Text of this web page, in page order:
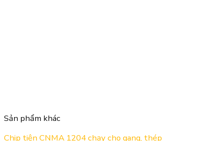
Sản phẩm khác
Chip tiện CNMA 1204 chạy cho gang, thép